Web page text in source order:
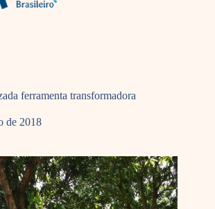
ferramenta transformadora
de 2018